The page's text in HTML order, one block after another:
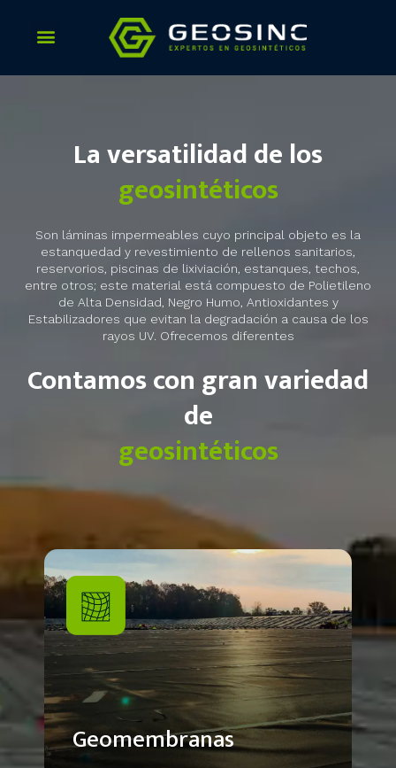
La versatilidad de los
geosintéticos
Son láminas impermeables cuyo principal objeto es la
estanquedad y revestimiento de rellenos sanitarios,
reservorios, piscinas de lixiviación, estanques, techos,
entre otros; este material está compuesto de Polietileno
de Alta Densidad, Negro Humo, Antioxidantes y
Estabilizadores que evitan la degradación a causa de los
rayos UV. Ofrecemos diferentes
Contamos con gran variedad
de
geosintéticos
Geomembranas